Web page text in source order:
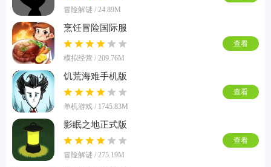
冒险解谜 / 24.89M
烹饪冒险国际服
模拟经营 / 209.76M
查看
饥荒海难手机版
单机游戏 / 1745.83M
查看
影眠之地正式版
冒险解谜 / 275.19M
查看